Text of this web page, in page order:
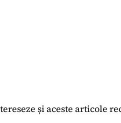
și aceste articole